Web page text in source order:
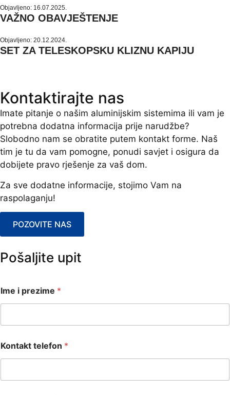
Objavljeno: 16.07.2025.
VAŽNO OBAVJEŠTENJE
Objavljeno: 20.12.2024.
SET ZA TELESKOPSKU KLIZNU KAPIJU
Kontaktirajte nas
Imate pitanje o našim aluminijskim sistemima ili vam je
potrebna dodatna informacija prije narudžbe?
Slobodno nam se obratite putem kontakt forme. Naš
tim je tu da vam pomogne, ponudi savjet i osigura da
dobijete pravo rješenje za vaš dom.
Za sve dodatne informacije, stojimo Vam na
raspolaganju!
POZOVITE NAS
Pošaljite upit
Ime i prezime *
Kontakt telefon *